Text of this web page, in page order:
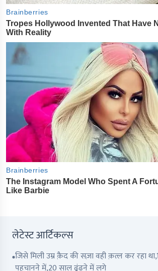
लेटेस्ट आर्टिकल्स
जिसे मिली उम्र क़ैद की सज़ा वही क़त्ल कर रहा